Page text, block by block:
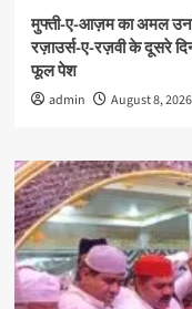
मुफ्ती-ए-आज़म का अमल
रज़ाउर्स-ए-रज़वी के दूसरे
फूल पेश
admin August 8, 2026